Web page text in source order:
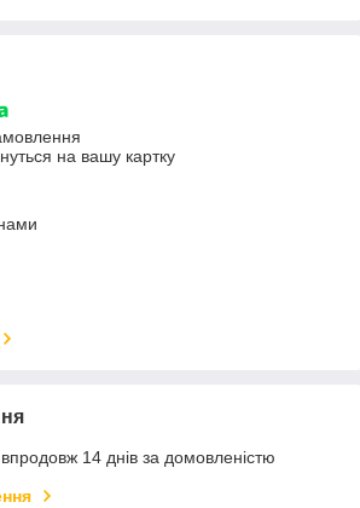
на вашу картку
14 днів за домовленістю